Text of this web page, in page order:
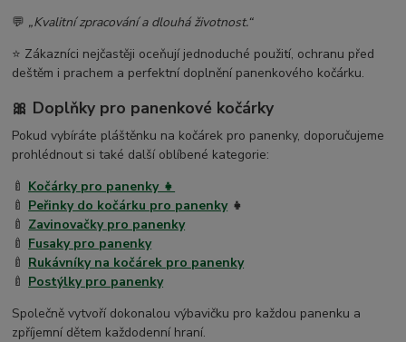
💬 „Kvalitní zpracování a dlouhá životnost.“
⭐ Zákazníci nejčastěji oceňují jednoduché použití, ochranu před
deštěm i prachem a perfektní doplnění panenkového kočárku.
🎀 Doplňky pro panenkové kočárky
Pokud vybíráte pláštěnku na kočárek pro panenky, doporučujeme
prohlédnout si také další oblíbené kategorie:
🍼 Kočárky pro panenky 👧
🍼 Peřinky do kočárku pro panenky👧
🍼 Zavinovačky pro panenky
🍼 Fusaky pro panenky
🍼 Rukávníky na kočárek pro panenky
🍼 Postýlky pro panenky
Společně vytvoří dokonalou výbavičku pro každou panenku a
zpříjemní dětem každodenní hraní.